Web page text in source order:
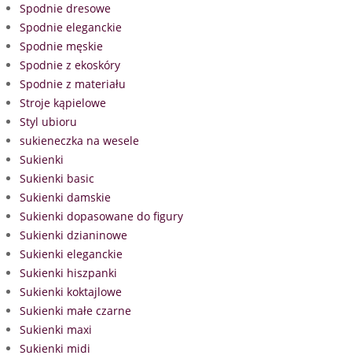
Spodnie dresowe
Spodnie eleganckie
Spodnie męskie
Spodnie z ekoskóry
Spodnie z materiału
Stroje kąpielowe
Styl ubioru
sukieneczka na wesele
Sukienki
Sukienki basic
Sukienki damskie
Sukienki dopasowane do figury
Sukienki dzianinowe
Sukienki eleganckie
Sukienki hiszpanki
Sukienki koktajlowe
Sukienki małe czarne
Sukienki maxi
Sukienki midi